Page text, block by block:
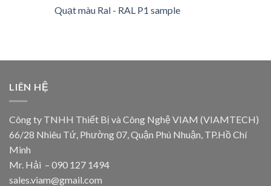
Quạt màu Ral - RAL P1 sample
LIÊN HỆ
Công ty TNHH Thiết Bị và Công Nghệ VIAM (VIAMTECH)
66/28 Nhiêu Tứ, Phường 07, Quận Phú Nhuận, TP.Hồ Chí
Minh
Mr. Hải – 090 127 1494
sales.viam@gmail.com